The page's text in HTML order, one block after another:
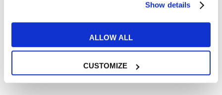
Show details
ALLOW ALL
CUSTOMIZE
FEB